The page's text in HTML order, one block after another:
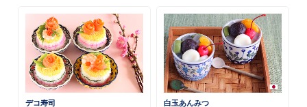
デコ寿司 白玉あんみつ